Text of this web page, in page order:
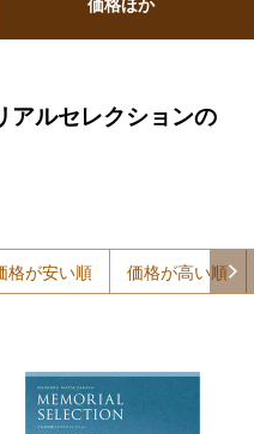
アルセレクションの
格が安い順 価格が高い順